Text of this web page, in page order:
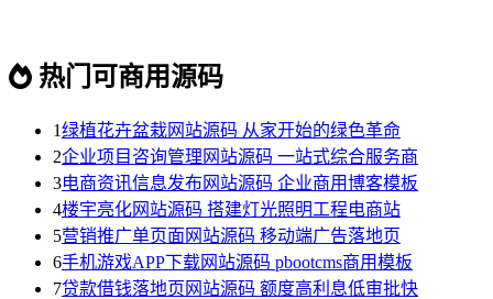
热门可商用源码
1绿植花卉盆栽网站源码 从家开始的绿色革命
2企业项目咨询管理网站源码 一站式综合服务商
3电商资讯信息发布网站源码 企业商用博客模板
4楼宇亮化网站源码 搭建灯光照明工程电商站
5营销推广单页面网站源码 移动端广告落地页
6手机游戏APP下载网站源码 pbootcms商用模板
7贷款借钱落地页网站源码 额度高利息低审批快